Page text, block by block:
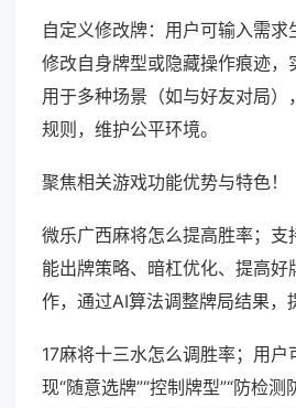
自定义修改牌：用户可输入需求
修改自身牌型或隐藏操作痕迹，
用于多种场景（如与好友对局）
规则，维护公平环境。
聚焦相关游戏功能优势与特色！
微乐广西麻将怎么提高胜率；支
能出牌策略、暗杠优化、提高好
作，通过AI算法调整牌局结果，
17麻将十三水怎么调胜率；用
现“随意选牌”“控制牌型”“防检